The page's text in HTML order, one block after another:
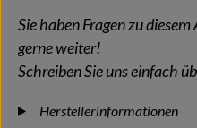
Sie haben Fragen zu
gerne weiter!
Schreiben Sie uns einfach
Herstellerinformationen